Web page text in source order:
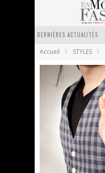
DERNIÈRES ACTUALITÉS
Accueil STYLES
Need some holidays
En Mode Fashion